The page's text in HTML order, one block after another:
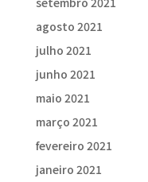
agosto 2021
julho 2021
junho 2021
maio 2021
março 2021
fevereiro 2021
janeiro 2021